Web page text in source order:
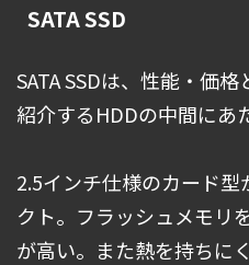
SATA SSD
SATA SSDは、性能・価
紹介するHDDの中間にあ
2.5インチ仕様のカード
クト。フラッシュメモリ
が高い。また熱を持ちに